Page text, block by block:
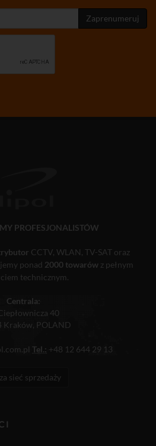
Zaprenumeruj
PROFESJONALISTÓW
CCTV, WLAN, TV-SAT oraz
ponad 2000 towarówz pełnym
technicznym.
Centrala:
40
Kraków, POLAND
Tel.: +48 12 644 29 13
sieć sprzedaży